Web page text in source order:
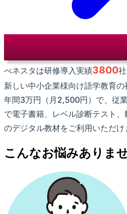
べネスタは研修導入実績3800
新しい中小企業様向け語学教育の
年間3万円（月2,500円）で、従
で電子書籍、レベル診断テスト
のデジタル教材をご利用いただけ
こんなお悩みありま